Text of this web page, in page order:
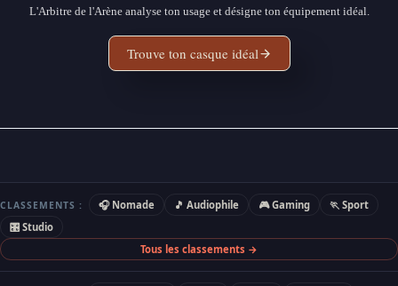
L'Arbitre de l'Arène analyse ton usage et désigne ton équipement idéal.
Trouve ton casque idéal
CLASSEMENTS : 🎧 Nomade 🎵 Audiophile 🎮 Gaming
🏃 Sport
🎛 Studio
Tous les classements →